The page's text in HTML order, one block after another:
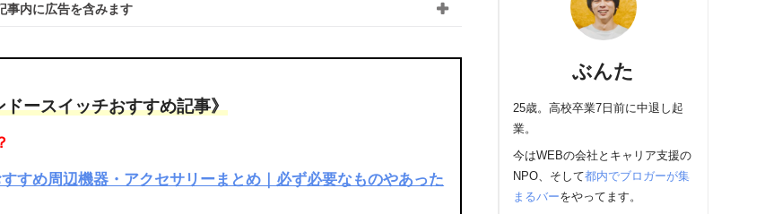
事内に広告を含みます
ドースイッチおすすめ記事》
すめ周辺機器・アクセサリーまとめ｜必ず必要なものやあった
ぶんた
25歳。高校卒業7日前に中退し起
業。
今はWEBの会社とキャリア支援の
NPO、そして都内でブロガーが集
まるバーをやってます。